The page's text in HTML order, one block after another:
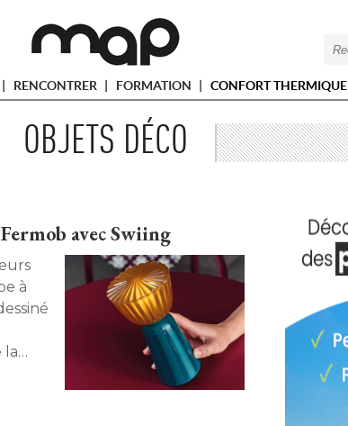
RENCONTRER FORMATION CONFORT THERMIQUE
OBJETS DÉCO
avec Swiing
à
la